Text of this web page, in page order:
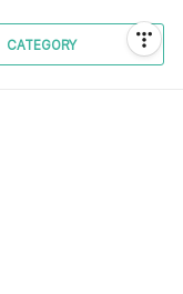
CATEGORY